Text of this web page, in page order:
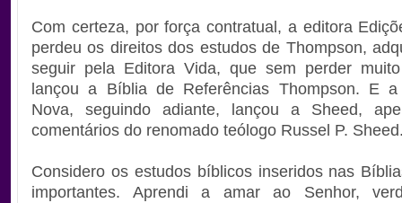
Com certeza, por força contratual, a editora
perdeu os direitos dos estudos de Thompson,
seguir pela Editora Vida, que sem perder
lançou a Bíblia de Referências Thompson. E
Nova, seguindo adiante, lançou a Sheed,
comentários do renomado teólogo Russel P.
Considero os estudos bíblicos inseridos nas
importantes. Aprendi a amar ao Senhor,